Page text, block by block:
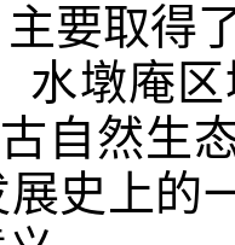
要取得
水墩庵
自然生
史上的